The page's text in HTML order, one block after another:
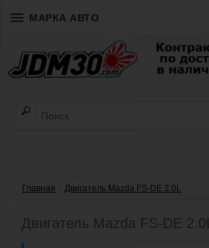
МАРКА АВТО
Главная Двигатель Mazda FS-DE 2.0L
Двигатель Mazda FS-DE 2.0L